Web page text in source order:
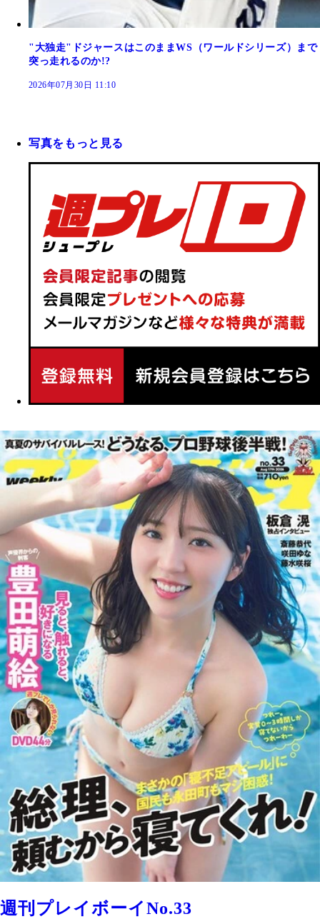
"大独走"ドジャースはこのままWS（ワールドシリーズ）まで
突っ走れるのか!?
2026年07月30日 11:10
写真をもっと見る
週刊プレイボーイNo.33